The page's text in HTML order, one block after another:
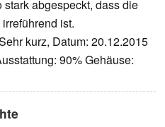
abgespeckt, dass die
ist.
kurz, Datum: 20.12.2015
90% Gehäuse: